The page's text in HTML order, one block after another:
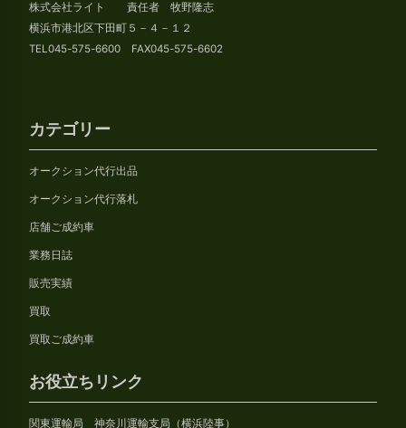
ブ
株式会社ライト 責任者 牧野隆志
横浜市港北区下田町５－４－１２
TEL045-575-6600 FAX045-575-6602
カテゴリー
オークション代行出品
オークション代行落札
店舗ご成約車
業務日誌
販売実績
買取
買取ご成約車
お役立ちリンク
関東運輸局 神奈川運輸支局（横浜陸事）